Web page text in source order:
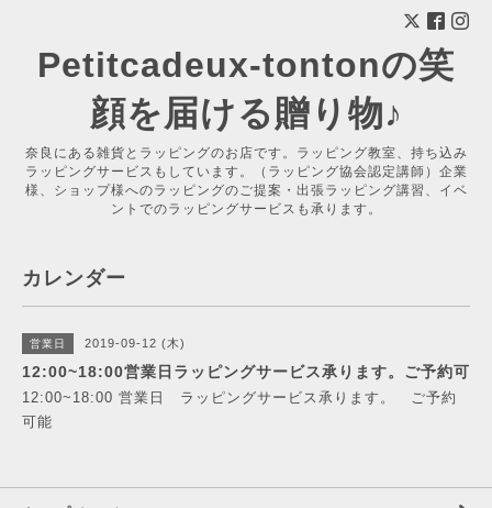
Petitcadeux-tontonの笑
顔を届ける贈り物♪
奈良にある雑貨とラッピングのお店です。ラッピング教室、持ち込み
ラッピングサービスもしています。（ラッピング協会認定講師）企業
様、ショップ様へのラッピングのご提案・出張ラッピング講習、イベ
ントでのラッピングサービスも承ります。
カレンダー
営業日 2019-09-12 (木)
12:00~18:00営業日ラッピングサービス承ります。ご予約可
12:00~18:00 営業日 ラッピングサービス承ります。 ご予約
可能